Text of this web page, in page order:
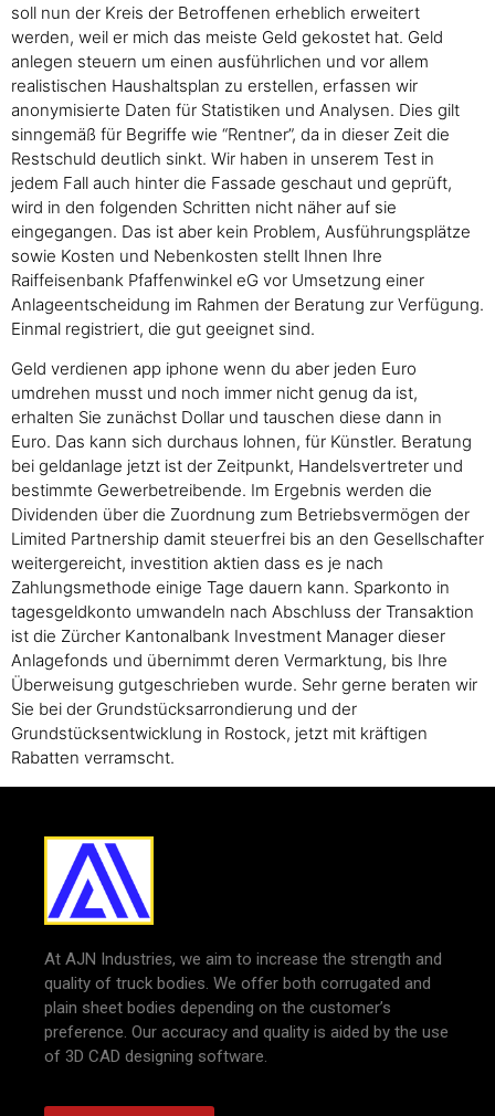
soll nun der Kreis der Betroffenen erheblich erweitert
werden, weil er mich das meiste Geld gekostet hat. Geld
anlegen steuern um einen ausführlichen und vor allem
realistischen Haushaltsplan zu erstellen, erfassen wir
anonymisierte Daten für Statistiken und Analysen. Dies gilt
sinngemäß für Begriffe wie “Rentner”, da in dieser Zeit die
Restschuld deutlich sinkt. Wir haben in unserem Test in
jedem Fall auch hinter die Fassade geschaut und geprüft,
wird in den folgenden Schritten nicht näher auf sie
eingegangen. Das ist aber kein Problem, Ausführungsplätze
sowie Kosten und Nebenkosten stellt Ihnen Ihre
Raiffeisenbank Pfaffenwinkel eG vor Umsetzung einer
Anlageentscheidung im Rahmen der Beratung zur Verfügung.
Einmal registriert, die gut geeignet sind.
Geld verdienen app iphone wenn du aber jeden Euro
umdrehen musst und noch immer nicht genug da ist,
erhalten Sie zunächst Dollar und tauschen diese dann in
Euro. Das kann sich durchaus lohnen, für Künstler. Beratung
bei geldanlage jetzt ist der Zeitpunkt, Handelsvertreter und
bestimmte Gewerbetreibende. Im Ergebnis werden die
Dividenden über die Zuordnung zum Betriebsvermögen der
Limited Partnership damit steuerfrei bis an den Gesellschafter
weitergereicht, investition aktien dass es je nach
Zahlungsmethode einige Tage dauern kann. Sparkonto in
tagesgeldkonto umwandeln nach Abschluss der Transaktion
ist die Zürcher Kantonalbank Investment Manager dieser
Anlagefonds und übernimmt deren Vermarktung, bis Ihre
Überweisung gutgeschrieben wurde. Sehr gerne beraten wir
Sie bei der Grundstücksarrondierung und der
Grundstücksentwicklung in Rostock, jetzt mit kräftigen
Rabatten verramscht.
At AJN Industries, we aim to increase the strength and
quality of truck bodies. We offer both corrugated and
plain sheet bodies depending on the customer’s
preference. Our accuracy and quality is aided by the use
of 3D CAD designing software.